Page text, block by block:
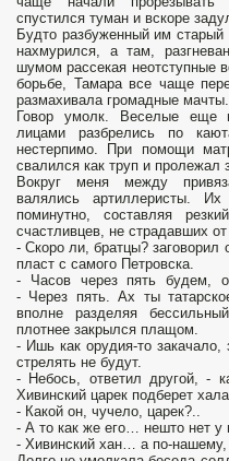
спустился туман и вскоре
Будто разбуженный им старый
нахмурился, а там,
шумом рассекая неотступные
борьбе, Тамара все чаще
размахивала громадные мачты.
Говор умолк. Веселые еще
лицами разбрелись по
нестерпимо. При помощи
свалился как труп и пролежал
Вокруг меня между
валялись артиллеристы.
поминутно, составляя
счастливцев, не страдавших от
- Скоро ли, братцы?
пласт с самого Петровска.
- Часов через пять будем,
- Через пять. Ах ты
вполне разделяя
плотнее закрылся плащом.
- Ишь как орудия-то закачало,
стрелять не будут.
- Небось, ответил другой, -
Хивинский царек подберет
- Какой он, чучело, царек?..
- А то как же его… нешто нет у
- Хивинский хан… а по-нашему,